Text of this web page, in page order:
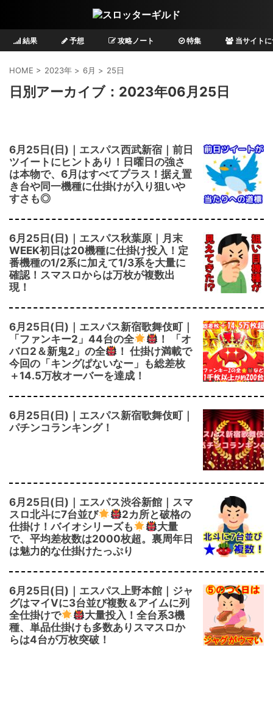
結果 予想 攻略ノート 特集 当サイト
HOME > 2023年 > 6月 > 25日
日別アーカイブ：2023年06月25日
6月25日(日)｜エスパス西武新宿｜前日
ツイートにヒントあり！日曜日の強さ
は本物で、6月はすべてプラス！据え置
き台や同一機種に仕掛けが入り狙いや
すさも◎
6月25日(日)｜エスパス秋葉原｜月末
WEEK初日は20機種に仕掛け投入！定
番機種の1/2系に加えて1/3系を大量に
確認！スマスロからは万枚が複数出
現！
6月25日(日)｜エスパス新宿歌舞伎町｜
「ファンキー2」44台の全
！ 「オ
バロ2＆新鬼2」の全
！ 仕掛け満載で
今回の「キングぱないなー」も総差枚
＋14.5万枚オーバーを達成！
6月25日(日)｜エスパス新宿歌舞伎町｜
パチンコランキング！
6月25日(日)｜エスパス渋谷新館｜スマ
スロ北斗に7台並び
2カ所と破格の
仕掛け！バイオシリーズも
大量
で、平均差枚数は2000枚超。裏周年日
は魅力的な仕掛けたっぷり
6月25日(日)｜エスパス上野本館｜ジャ
グはマイVに3台並び複数＆アイムに列
全仕掛けで
大量投入！全台系3機
種、単品仕掛けも多数ありスマスロか
らは4台が万枚突破！